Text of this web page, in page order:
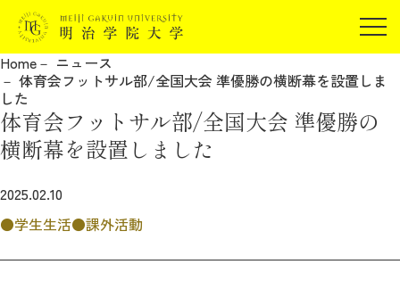
在学生の方
保証人の方
企業・研究者の方
JP EN
受験生の方
Home
ニュース
体育会フットサル部/全国大会 準優勝の横断幕を設置しま
した
体育会フットサル部/全国大会 準優勝の
横断幕を設置しました
2025.02.10
学生生活
課外活動